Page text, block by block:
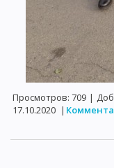
Просмотров: 709 |
17.10.2020 |